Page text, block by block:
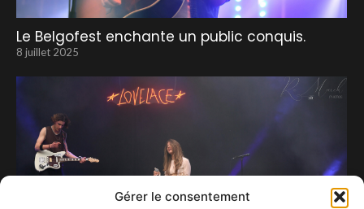
Gérer le consentement
Le Belgofest enchante un public conquis.
8 juillet 2025